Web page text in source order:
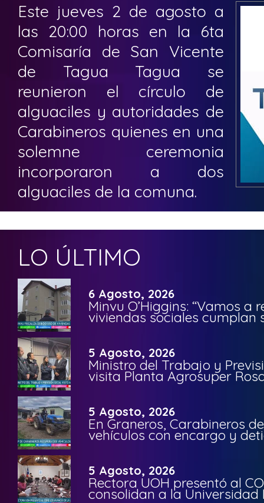
Este jueves 2 de agosto a
las 20:00 horas en la 6ta
Comisaría de San Vicente
de Tagua Tagua se
reunieron el círculo de
alguaciles y autoridades de
Carabineros quienes en una
solemne ceremonia
incorporaron a dos
alguaciles de la comuna.
LO ÚLTIMO
6 Agosto, 2026
Minvu O’Higgins: “Vamos a
viviendas sociales cumplan
5 Agosto, 2026
Ministro del Trabajo y
visita Planta Agrosuper
5 Agosto, 2026
En Graneros, Carabineros
vehículos con encargo y
5 Agosto, 2026
Rectora UOH presentó al
consolidan a la Universidad